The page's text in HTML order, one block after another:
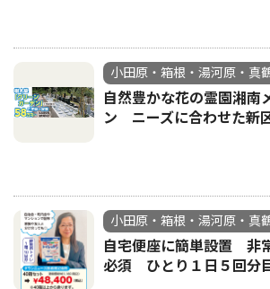
小田原・箱根・湯河原・真
自然豊かな花の霊園湘南
ン ニーズに合わせた新
小田原・箱根・湯河原・真
自宅便座に簡単設置 非
必須 ひとり１日５回分